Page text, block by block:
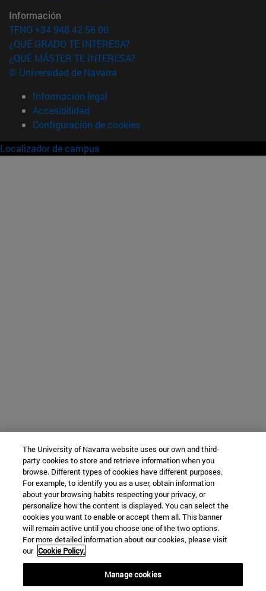
Información
TFNO +34 948 42 56 00
¿QUÉ GRADO TE INTERESA?
¿QUÉ MÁSTER TE INTERESA?
© Universidad de Navarra
Información legal
Accesibilidad
Configuración de cookies
Localizador de campus
The University of Navarra website uses our own and third-
party cookies to store and retrieve information when you
browse. Different types of cookies have different purposes.
For example, to identify you as a user, obtain information
about your browsing habits respecting your privacy, or
personalize how the content is displayed. You can select the
cookies you want to enable or accept them all. This banner
will remain active until you choose one of the two options.
For more detailed information about our cookies, please visit
our Cookie Policy.
Manage cookies